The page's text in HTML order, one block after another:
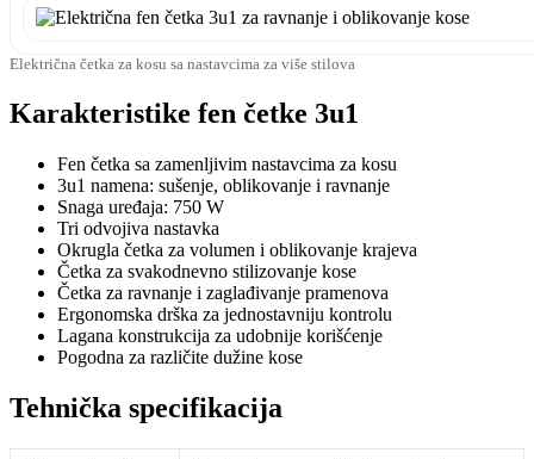
Električna četka za kosu sa nastavcima za više stilova
Karakteristike fen četke 3u1
Fen četka sa zamenljivim nastavcima za kosu
3u1 namena: sušenje, oblikovanje i ravnanje
Snaga uređaja: 750 W
Tri odvojiva nastavka
Okrugla četka za volumen i oblikovanje krajeva
Četka za svakodnevno stilizovanje kose
Četka za ravnanje i zaglađivanje pramenova
Ergonomska drška za jednostavniju kontrolu
Lagana konstrukcija za udobnije korišćenje
Pogodna za različite dužine kose
Tehnička specifikacija